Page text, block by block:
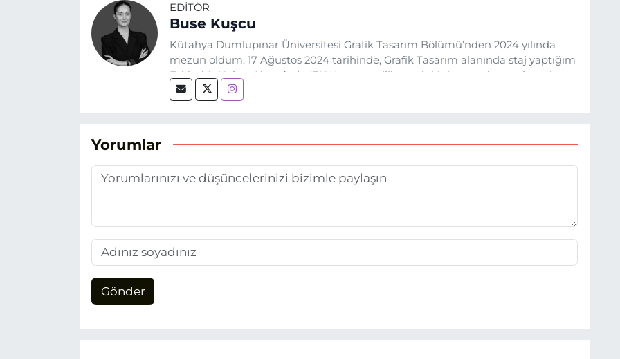
EDITÖR
Buse Kuşcu
Kütahya Dumlupınar Üniversitesi Grafik Tasarım Bölümü’nden 2024 yılında
mezun oldum. 17 Ağustos 2024 tarihinde, Grafik Tasarım alanında staj yaptığım
Eskişehir Haber Ajansı’nda (EHA) gazetecilik mesleğinin temel unsurlarından
biri olan merak duygusunun etkisiyle basın sektörüne adım attım.
Yorumlar
Gönder